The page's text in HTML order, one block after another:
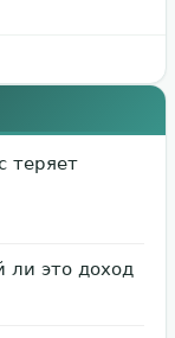
теряет
ли это доход